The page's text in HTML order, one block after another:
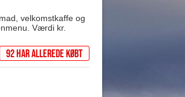
velkomstkaffe og
Værdi kr.
92 har allerede købt